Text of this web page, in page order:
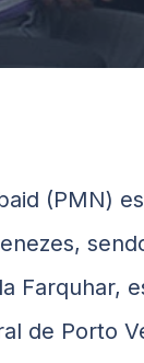
(PMN)
Farquhar,
de Porto